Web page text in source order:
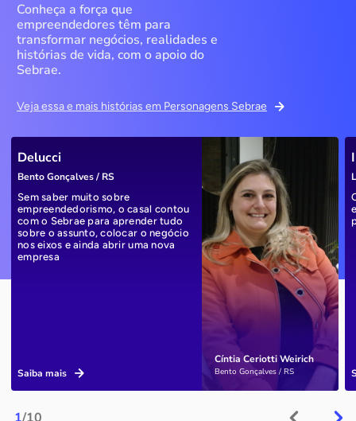
Conheça a força que
empreendedores têm para
transformar negócios, realidades e
histórias de vida, com o apoio do
Sebrae.
Veja essa e mais histórias em Personagens Sebrae
Cíntia Ceriotti Weirich
Bento Gonçalves / RS
Delucci
Bento Gonçalves / RS
Sem saber muito sobre
empreendedorismo, o casal contou
com o Sebrae para aprender tudo
sobre o assunto, colocar o negócio
nos eixos e ainda abrir uma nova
empresa
Saiba mais